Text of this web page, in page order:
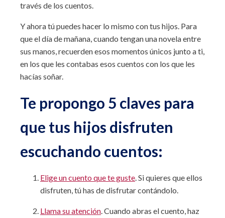
través de los cuentos.
Y ahora tú puedes hacer lo mismo con tus hijos. Para
que el día de mañana, cuando tengan una novela entre
sus manos, recuerden esos momentos únicos junto a ti,
en los que les contabas esos cuentos con los que les
hacías soñar.
Te propongo 5 claves para
que tus hijos disfruten
escuchando cuentos:
Elige un cuento que te guste. Si quieres que ellos
disfruten, tú has de disfrutar contándolo.
Llama su atención. Cuando abras el cuento, haz